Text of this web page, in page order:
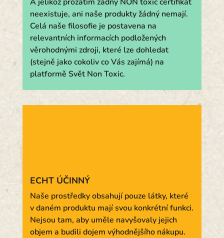
neexistuje, ani naše produkty žádný nemají.
Celá naše filosofie je postavena na
relevantních informacích podložených
věrohodnými zdroji, které lze dohledat
(stejně jako cokoliv co Vás zajímá) na
platformě Svět Non Toxic.
ECHT ÚČINNÝ
Naše prostředky obsahují pouze látky, které
v daném produktu mají svou konkrétní funkci.
Nejsou tam, aby uměle navyšovaly jejich
objem a budili dojem výhodnějšího nákupu.